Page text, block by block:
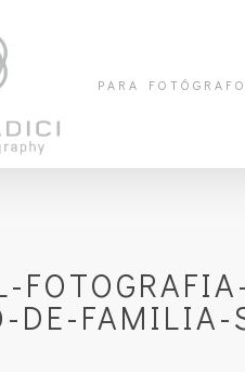
PARA
DE-FAMILIA-